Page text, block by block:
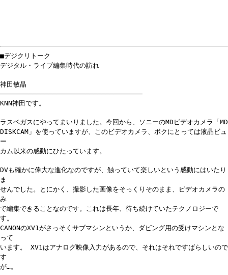
■デジクリトーク
デジタル・ライブ編集時代の訪れ
神田敏晶
───────────────────────────────────
KNN神田です。
ラスベガスにやってまいりました。今回から、ソニーのMDビデオカメラ「MD
DISKCAM」を使っていますが、このビデオカメラ、ボクにとっては液晶ビュ
ー
カム以来の感動にひたっています。
DVも確かに偉大な進化なのですが、触っていて楽しいという感動にはいたり
ま
せんでした。とにかく、撮影した画像をそっくりそのまま、ビデオカメラの
み
で編集できることなのです。これは長年、待ち続けていたテクノロジーで
す。
CANONのXV1がさっそくサブマシンというか、ダビング用の受けマシンとな
って
います。 XV1はアナログ映像入力があるので、それはそれですばらしいので
す
が…。